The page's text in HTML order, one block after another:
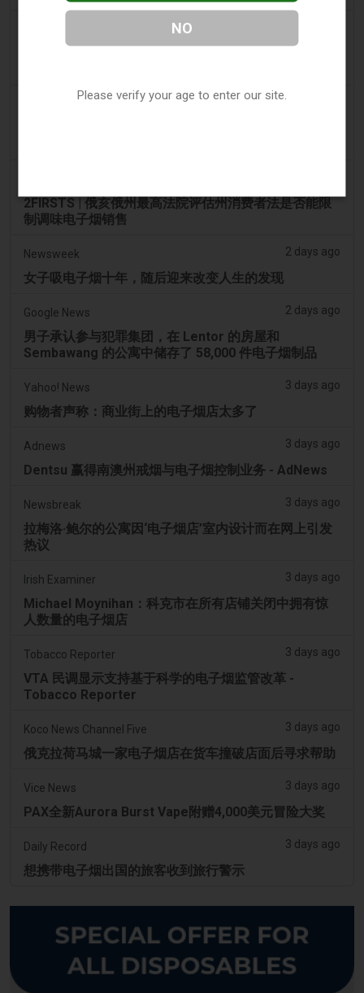
2 days ago
2FIRSTS | 俄亥俄州最高法院评估州消费者法是否能限
制调味电子烟销售
Newsweek 2 days ago
女子吸电子烟十年，随后迎来改变人生的发现
Google News 2 days ago
男子承认参与犯罪集团，在 Lentor 的房屋和
Sembawang 的公寓中储存了 58,000 件电子烟制品
Yahoo! News 3 days ago
购物者声称：商业街上的电子烟店太多了
Adnews 3 days ago
Dentsu 赢得南澳州戒烟与电子烟控制业务 - AdNews
Newsbreak 3 days ago
拉梅洛·鲍尔的公寓因‘电子烟店’室内设计而在网上引发
热议
Irish Examiner 3 days ago
Michael Moynihan：科克市在所有店铺关闭中拥有惊
人数量的电子烟店
Tobacco Reporter 3 days ago
VTA 民调显示支持基于科学的电子烟监管改革 -
Tobacco Reporter
Koco News Channel Five 3 days ago
俄克拉荷马城一家电子烟店在货车撞破店面后寻求帮助
Vice News 3 days ago
PAX全新Aurora Burst Vape附赠4,000美元冒险大奖
Daily Record 3 days ago
想携带电子烟出国的旅客收到旅行警示
NO
Please verify your age to enter our site.